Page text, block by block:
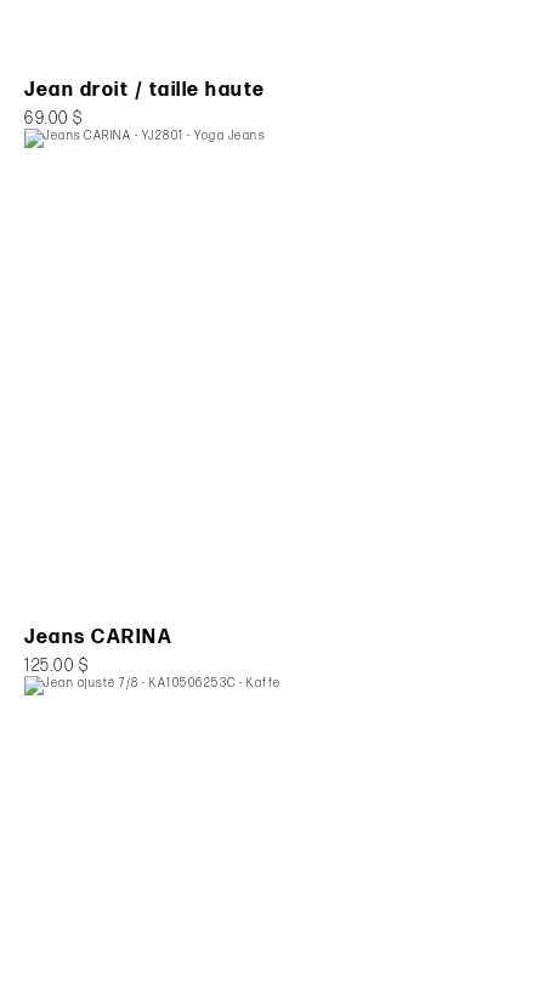
Jean droit / taille haute
69.00 $
Jeans CARINA
125.00 $